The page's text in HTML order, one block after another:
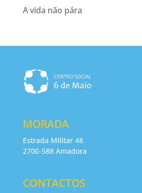
A vida não pára
MORADA
Estrada Militar 48
2700-588 Amadora
CONTACTOS